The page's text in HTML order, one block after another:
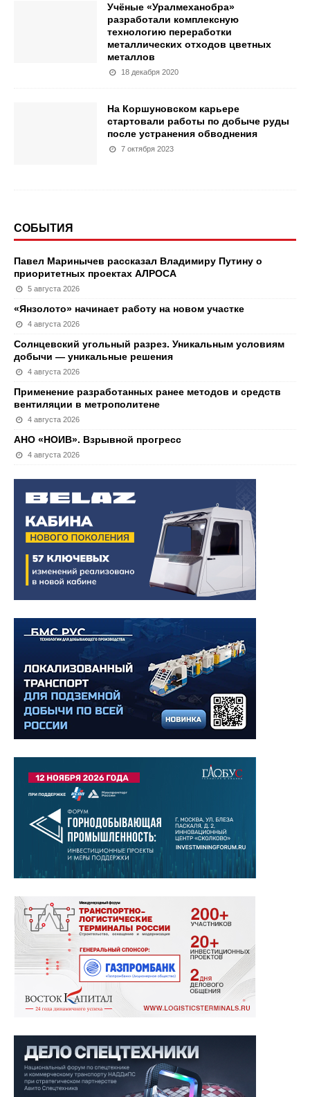
Учёные «Уралмеханобра»
разработали комплексную
технологию переработки
металлических отходов цветных
металлов
18 декабря 2020
На Коршуновском карьере
стартовали работы по добыче руды
после устранения обводнения
7 октября 2023
СОБЫТИЯ
Павел Маринычев рассказал Владимиру Путину о
приоритетных проектах АЛРОСА
5 августа 2026
«Янзолото» начинает работу на новом участке
4 августа 2026
Солнцевский угольный разрез. Уникальным условиям
добычи — уникальные решения
4 августа 2026
Применение разработанных ранее методов и средств
вентиляции в метрополитене
4 августа 2026
АНО «НОИВ». Взрывной прогресс
4 августа 2026